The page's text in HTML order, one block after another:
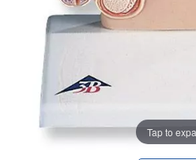
Tap to